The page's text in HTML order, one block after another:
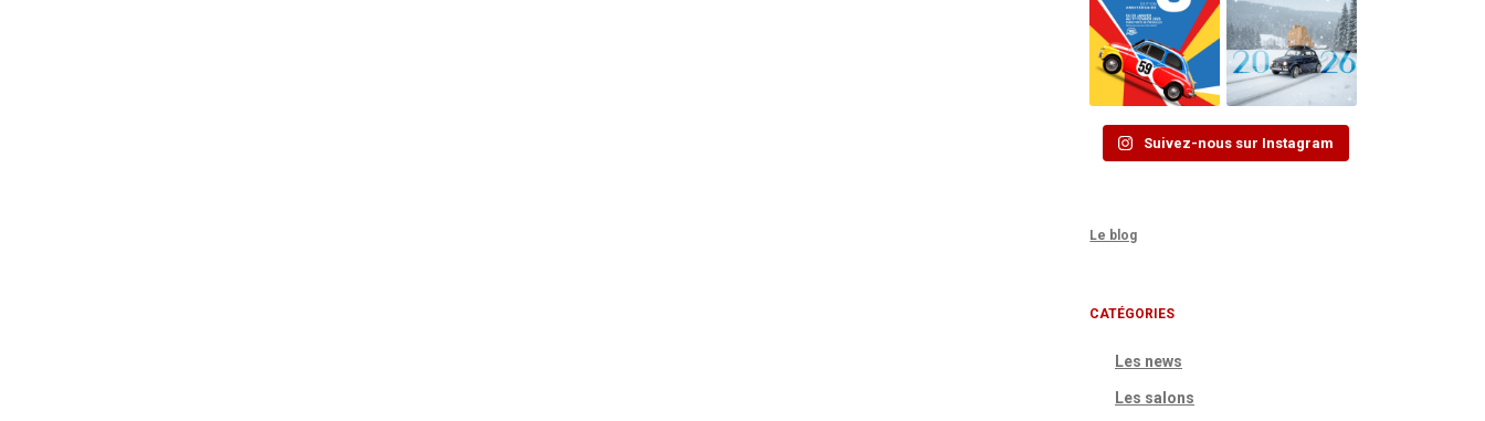
Suivez-nous sur Instagram
Le blog
CATÉGORIES
Les news
Les salons